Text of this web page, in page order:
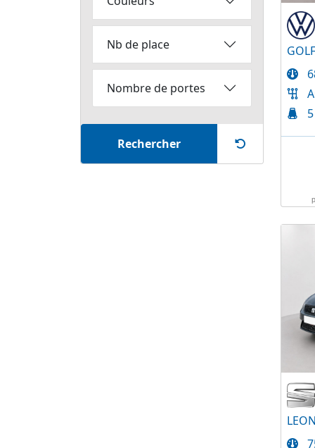
OPEL
PEUGEOT
RENAULT
SEAT
SKODA
VOLKSWAGEN
Nb de place
Nombre de portes
Rechercher
5